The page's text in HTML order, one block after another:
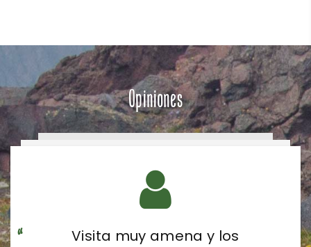
Opiniones
Visita muy amena y los